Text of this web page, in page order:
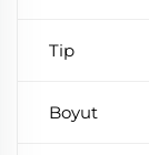
Tip
Boyut